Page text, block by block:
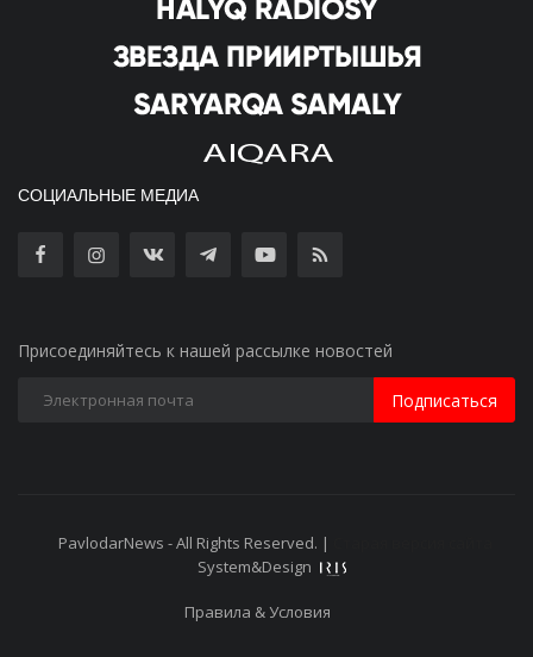
СОЦИАЛЬНЫЕ МЕДИА
Присоединяйтесь к нашей рассылке новостей
Подписаться
PavlodarNews - All Rights Reserved. |
System&Design
Правила & Условия